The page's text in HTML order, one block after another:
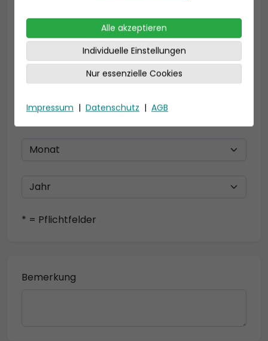
Telefon *
* = Pflichtfelder
Bemerkung
Alle akzeptieren
Individuelle Einstellungen
Nur essenzielle Cookies
Impressum | Datenschutz | AGB